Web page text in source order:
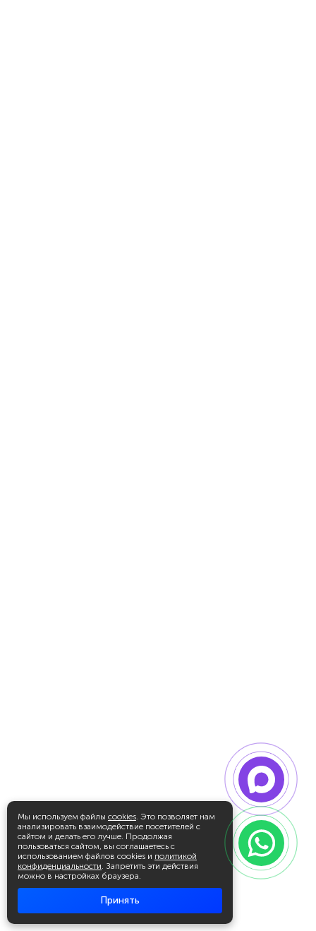
Мы используем файлы cookies. Это позволяет нам
анализировать взаимодействие посетителей с
сайтом и делать его лучше. Продолжая
пользоваться сайтом, вы соглашаетесь с
использованием файлов cookies и политикой
конфиденциальности. Запретить эти действия
можно в настройках браузера.
Принять